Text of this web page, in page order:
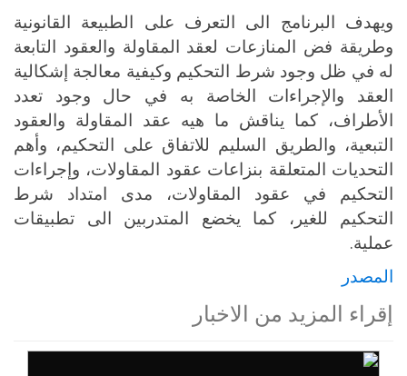
ويهدف البرنامج الى التعرف على الطبيعة القانونية
وطريقة فض المنازعات لعقد المقاولة والعقود التابعة
له في ظل وجود شرط التحكيم وكيفية معالجة إشكالية
العقد والإجراءات الخاصة به في حال وجود تعدد
الأطراف، كما يناقش ما هيه عقد المقاولة والعقود
التبعية، والطريق السليم للاتفاق على التحكيم، وأهم
التحديات المتعلقة بنزاعات عقود المقاولات، وإجراءات
التحكيم في عقود المقاولات، مدى امتداد شرط
التحكيم للغير، كما يخضع المتدربين الى تطبيقات
عملية.
المصدر
إقراء المزيد من الاخبار